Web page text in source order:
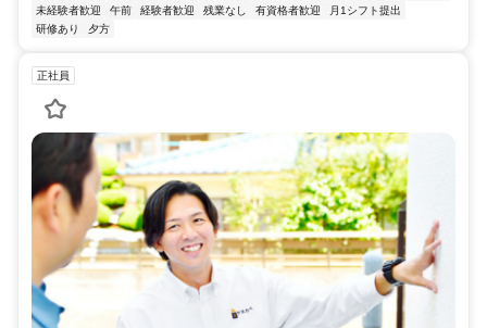
未経験者歓迎
午前 経験者歓迎 残業なし 有資格者歓迎
月1シフト提出
研修あり
夕方
正社員